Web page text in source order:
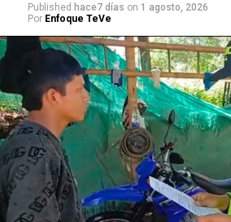
Published hace7 días on 1 agosto, 2026
Por Enfoque TeVe